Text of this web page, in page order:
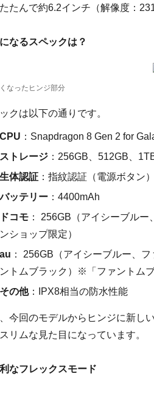
たんで約6.2インチ（解像度：
になるスペックは？
なったヒンジ部分
クは以下の通りです。
CPU ：Snapdragon 8 Gen 2 for
ストレージ ：256GB、512GB、
生体認証 ：指紋認証（電源ボタン
バッテリー ：4400mAh
ドコモ ： 256GB（アイシーブル
ンショップ限定）
au ： 256GB（アイシーブルー、
ントムブラック）※「ファントム
その他：IPX8相当の防水性能
今回のモデルからヒンジに新し
リムな見た目になっています。
利なフレックスモード